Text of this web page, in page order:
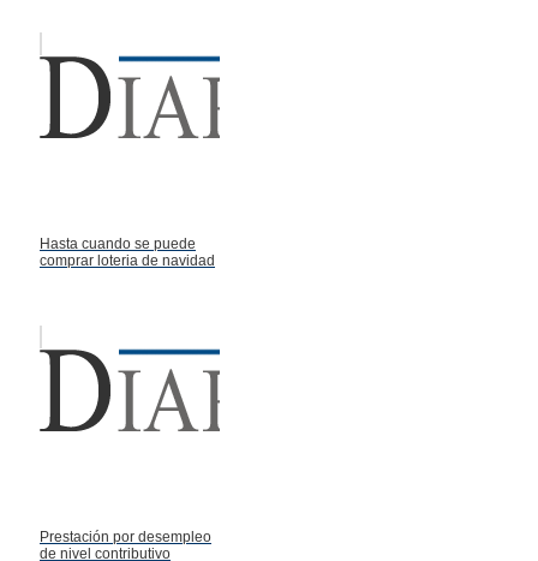
Hasta cuando se puede
comprar loteria de navidad
Prestación por desempleo
de nivel contributivo